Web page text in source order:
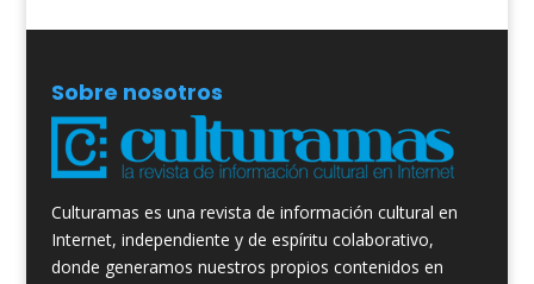
Sobre nosotros
Culturamas es una revista de información cultural en
Internet, independiente y de espíritu colaborativo,
donde generamos nuestros propios contenidos en